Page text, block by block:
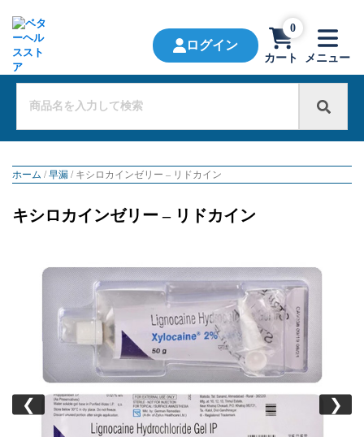
ログイン
カート
0
メニュー
ホーム /早漏 / キシロカインゼリー – リドカイン
キシロカインゼリー – リドカイン
❮ ❯